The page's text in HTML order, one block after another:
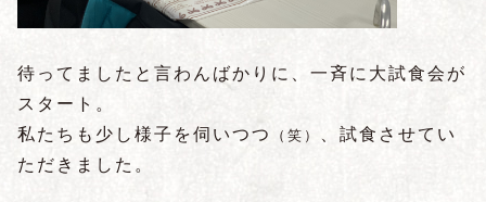
待ってましたと言わんばかりに、一斉に大試食会が
スタート。
私たちも少し様子を伺いつつ
（笑） 、試食させてい
ただきました。